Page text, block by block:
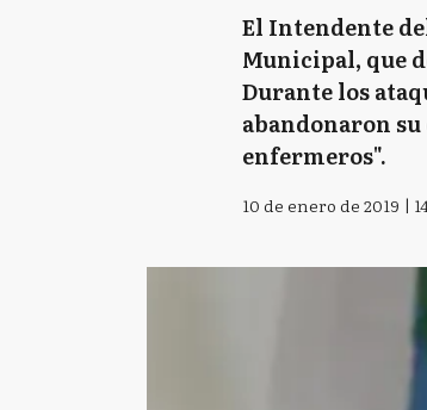
El Intendente
Municipal, que
Durante los
abandonaron
enfermeros".
10 de enero de 2019 |